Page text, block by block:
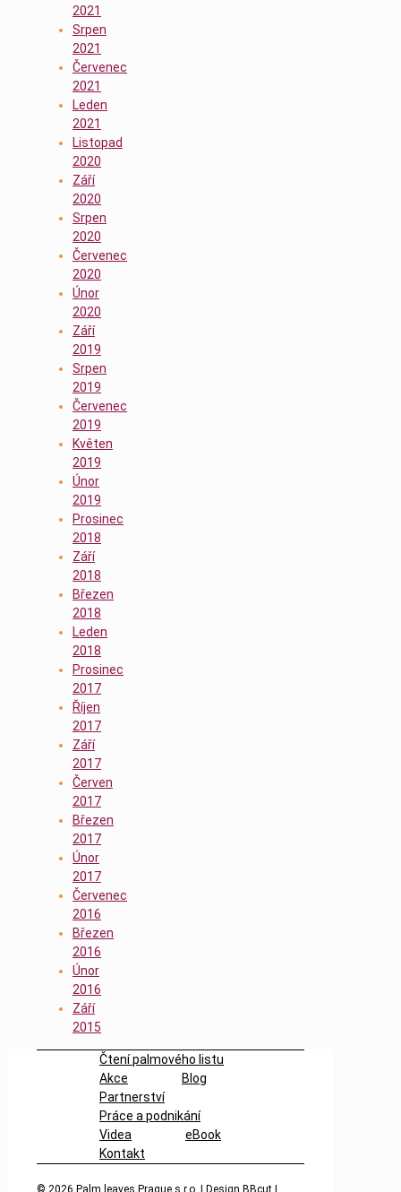
2021
Srpen
2021
Červenec
2021
Leden
2021
Listopad
2020
Září
2020
Srpen
2020
Červenec
2020
Únor
2020
Září
2019
Srpen
2019
Červenec
2019
Květen
2019
Únor
2019
Prosinec
2018
Září
2018
Březen
2018
Leden
2018
Prosinec
2017
Říjen
2017
Září
2017
Červen
2017
Březen
2017
Únor
2017
Červenec
2016
Březen
2016
Únor
2016
Září
2015
Čtení palmového listu
Akce
Blog
Partnerství
Práce a podnikání
Videa
eBook
Kontakt
© 2026 Palm leaves Prague s.r.o. | Design BBcut |